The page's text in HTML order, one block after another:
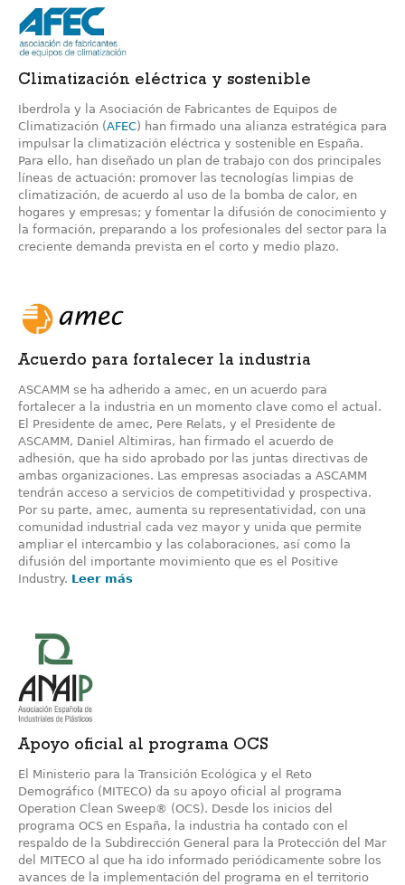
Climatización eléctrica y sostenible
Iberdrola y la Asociación de Fabricantes de Equipos de
Climatización (AFEC) han firmado una alianza estratégica para
impulsar la climatización eléctrica y sostenible en España.
Para ello, han diseñado un plan de trabajo con dos principales
líneas de actuación: promover las tecnologías limpias de
climatización, de acuerdo al uso de la bomba de calor, en
hogares y empresas; y fomentar la difusión de conocimiento y
la formación, preparando a los profesionales del sector para la
creciente demanda prevista en el corto y medio plazo.
Acuerdo para fortalecer la industria
ASCAMM se ha adherido a amec, en un acuerdo para
fortalecer a la industria en un momento clave como el actual.
El Presidente de amec, Pere Relats, y el Presidente de
ASCAMM, Daniel Altimiras, han firmado el acuerdo de
adhesión, que ha sido aprobado por las juntas directivas de
ambas organizaciones. Las empresas asociadas a ASCAMM
tendrán acceso a servicios de competitividad y prospectiva.
Por su parte, amec, aumenta su representatividad, con una
comunidad industrial cada vez mayor y unida que permite
ampliar el intercambio y las colaboraciones, así como la
difusión del importante movimiento que es el Positive
Industry. Leer más
Apoyo oficial al programa OCS
El Ministerio para la Transición Ecológica y el Reto
Demográfico (MITECO) da su apoyo oficial al programa
Operation Clean Sweep® (OCS). Desde los inicios del
programa OCS en España, la industria ha contado con el
respaldo de la Subdirección General para la Protección del Mar
del MITECO al que ha ido informado periódicamente sobre los
avances de la implementación del programa en el territorio